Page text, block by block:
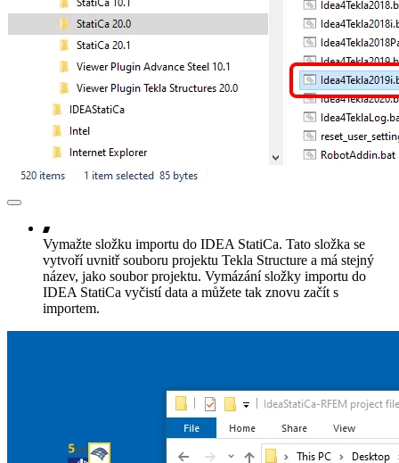
Vymažte složku importu do IDEA StatiCa. Tato složka se
vytvoří uvnitř souboru projektu Tekla Structure a má stejný
název, jako soubor projektu. Vymázání složky importu do
IDEA StatiCa vyčistí data a můžete tak znovu začít s
importem.